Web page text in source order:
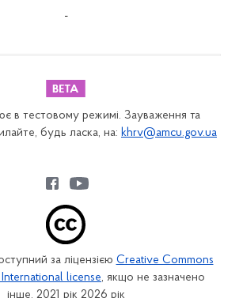
-
в тестовому режимі. Зауваження та
будь ласка, на: khrv@amcu.gov.ua
за ліцензією Creative Commons
license, якщо не зазначено
інше. 2021 рік 2026 рік